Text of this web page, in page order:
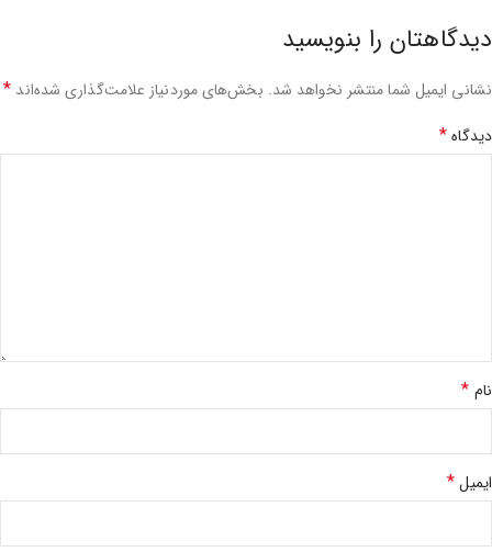
دیدگاهتان را بنویسید
نشانی ایمیل شما منتشر نخواهد شد. بخش‌های موردنیاز علامت‌گذاری شده‌اند *
دیدگاه*
نام *
ایمیل*